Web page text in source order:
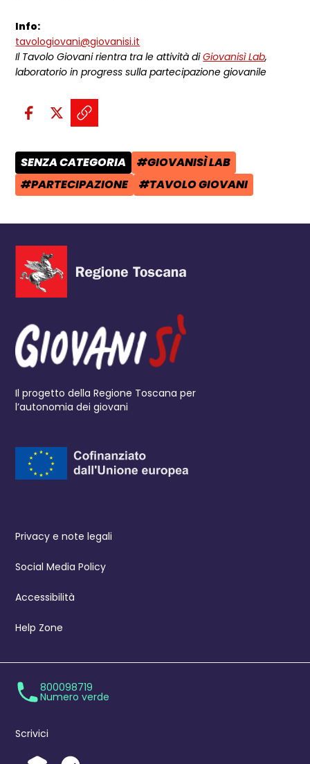
Info:
tavologiovani@giovanisi.it
Il Tavolo Giovani rientra tra le attività diGiovanisì Lab,
laboratorio in progress sulla partecipazione giovanile
Condividi sui social:
Condividi su Facebook - apre
Condividi su X - apre una
Copia il link e condividi -
CATEGORIA POST:
SENZA CATEGORIA TAG:
#GIOVANISÌ LAB
TAG:
#PARTECIPAZIONE TAG:
#TAVOLO GIOVANI
Il progetto della Regione Toscana per
l’autonomia dei giovani
Privacy e note legali
Social Media Policy
Accessibilità
Help Zone
800098719
Numero verde
Scrivici